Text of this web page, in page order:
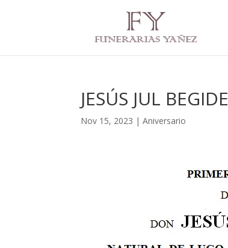
JESÚS JUL BEGIDE
Nov 15, 2023 |Aniversario